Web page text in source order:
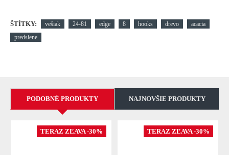
ŠTÍTKY: vešiak 24-81 edge 8 hooks drevo
acacia
predsiene
PODOBNÉ PRODUKTY NAJNOVŠIE PRODUKTY
TERAZ ZĽAVA -30% TERAZ ZĽAVA -30%